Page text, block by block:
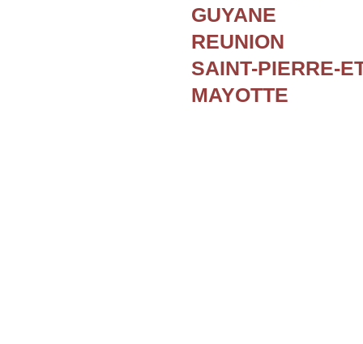
GUYANE
REUNION
SAINT-PIERRE-
MAYOTTE